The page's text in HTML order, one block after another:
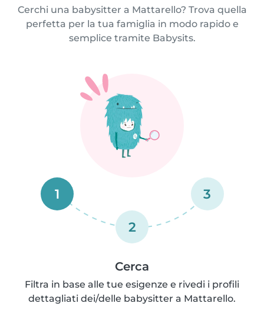
Cerchi una babysitter a Mattarello? Trova quella
perfetta per la tua famiglia in modo rapido e
semplice tramite Babysits.
1
2
3
Cerca
Filtra in base alle tue esigenze e rivedi i profili
dettagliati dei/delle babysitter a Mattarello.